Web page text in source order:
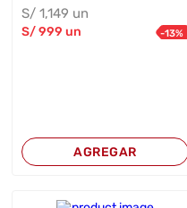
S/1,149 un
S/999 un -13%
AGREGAR